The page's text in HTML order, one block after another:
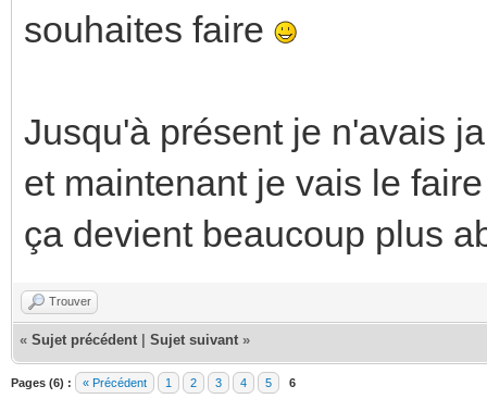
souhaites faire
Jusqu'à présent je n'avais
et maintenant je vais le
ça devient beaucoup plus
Trouver
« Sujet précédent Sujet suivant »
Pages (6) : « Précédent 1 2 3 4 5 6